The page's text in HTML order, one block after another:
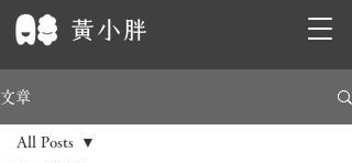
文章
All Posts